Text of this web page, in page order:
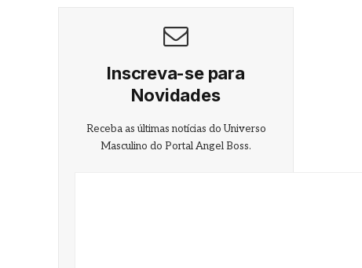
Inscreva-se para
Novidades
Receba as últimas notícias do Universo
Masculino do Portal Angel Boss.